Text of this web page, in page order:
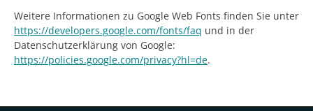
Weitere Informationen zu Google Web Fonts finden Sie unter
https://developers.google.com/fonts/faq und in der
Datenschutzerklärung von Google:
https://policies.google.com/privacy?hl=de.